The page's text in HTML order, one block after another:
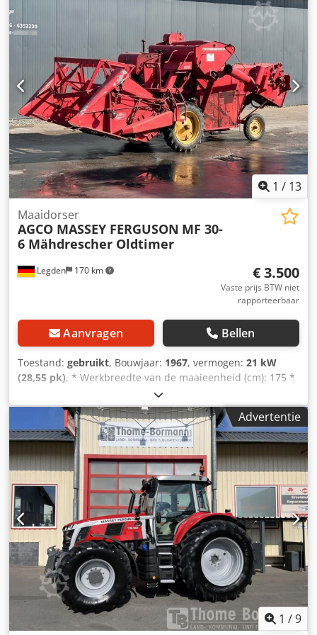
gegevensMotorNominaal vermogen (ISO) 68/92 kW/pkMax.
vermogen 70/95 kW/pk bij 2000 tpmMax. koppel 355 Nm
bij 1600 tpmFabrikant / Type: Agco Power / AP 33
AWICEmissiearme motor, 3 cilinders / 3,3l, Stage
VRegelbare turbo, extern gekoelde EGRDOC&SCR, AdBlue-
tank 15L, zonder EGR, zonder roetfilterVerticale uitlaat:
rechts voor de cabine A-stijlTankinhoud 120
literTransmissie 12/12 versnellingen Csdjyy Hifepfx Am
Eerf
1 / 13
Legden 170 km
Maaidorser
AGCO MASSEY FERGUSON MF 30-
6 Mähdrescher Oldtimer
€ 3.500
Vaste prijs BTW niet
rapporteerbaar
Aanvragen Bellen
Toestand: gebruikt, Bouwjaar: 1967, vermogen: 21 kW
(28,55 pk), * Werkbreedte van de maaieenheid (cm): 175 *
Gewicht zonder cabine (kg): 0 * Inhoud graantank (hl): 6,5 *
Type: MF30-6 Credpfovhvf Tsx Am Esf * Fabrieksnummer:
0D7758 * Bouwjaar: 1967 ----Intern voertuignummer: 8144-
---Tussentijdse verkoop en vergissingen voorbehouden
WhatsApp-ondersteuning beschikbaar! Heeft u vragen
over het voertuig of wilt u meer informatie, stuur ons
gerust een bericht via WhatsApp WhatsApp WhatsApp
Advertentie
1 /9